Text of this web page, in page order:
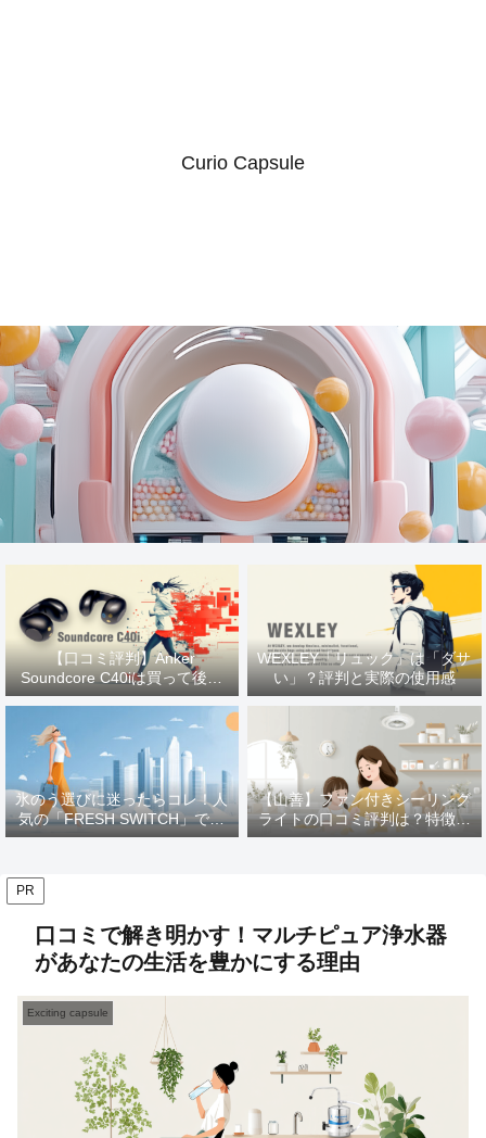
Curio Capsule
【口コミ評判】Anker
Soundcore C40iは買って後悔
する？ 使用感をレビュー
WEXLEY「リュック」は「ダサ
い」？評判と実際の使用感
氷のう選びに迷ったらコレ！人
気の「FRESH SWITCH」で猛
暑を乗り切る
【山善】ファン付きシーリング
ライトの口コミ評判は？特徴や
メリットを徹底解説！
PR
口コミで解き明かす！マルチピュア浄水器
があなたの生活を豊かにする理由
Exciting capsule